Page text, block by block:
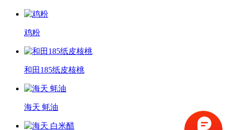
鸡粉
和田185纸皮核桃
海天 蚝油